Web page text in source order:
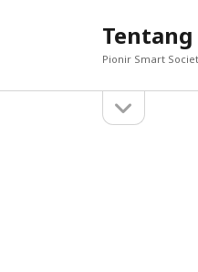
Pionir Smart
sidebar